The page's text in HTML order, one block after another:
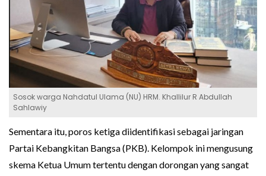
Sosok warga Nahdatul Ulama (NU) HRM. Khallilur R Abdullah
Sahlawiy
Sementara itu, poros ketiga diidentifikasi sebagai jaringan
Partai Kebangkitan Bangsa (PKB). Kelompok ini mengusung
skema Ketua Umum tertentu dengan dorongan yang sangat